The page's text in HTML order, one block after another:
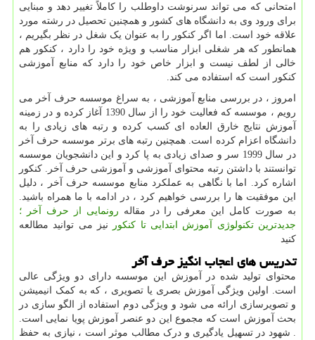
امتحانی که می تواند سرنوشت داوطلب را کاملاً تغییر دهد و مبنایی
برای ورود وی به دانشگاه های کشور و همچنین تحصیل در رشته مورد
علاقه خود است. اما اگر کنکور را به عنوان یک شغل در نظر بگیریم ،
همانطور که هر شغلی ابزار مناسب و ویژه خود را دارد ، کنکور هم
خالی از لطف نیست و ابزار خاص خود را دارد که منابع آموزشی
کنکور است که استفاده می کند.
امروز ، در بررسی منابع آموزشی ، به سراغ موسسه حرف آخر می
رویم ، موسسه که فعالیت خود را از سال 1390 آغاز کرده و در زمینه
آموزش نتایج خارق العاده ای کسب کرده و رتبه های زیادی را به
دانشگاه اعزام کرده است. همچنین رتبه های برتر موسسه حرف آخر
در سال 1999 سر و صدای زیادی به پا کرد و این دانشجویان موسسه
توانستند با داشتن رتبه محتوای آموزشی و آموزشی حرف آخر. کنکور
اشاره کرد. اما با نگاهی به عملکرد منابع موسسه حرف آخر ، دلیل
این موفقیت ها را بررسی خواهیم کرد ، در ادامه با ما همراه باشید.
به صورت کامل این معرفی را در مقاله رونمایی از حرف آخر ؛
جدیدترین تکنولوژی آموزش ابتدایی تا کنکور
نیز می توانید مطالعه
کنید
تدریس های اعجاب انگیز حرف آخر
محتوای تولید شده در آموزش این موسسه دارای دو ویژگی عالی
است. اولین ویژگی آموزش بصری یا تصویری ، که به کمک انیمیشن
و تصویرسازی ارائه می شود و ویژگی دوم استفاده از الگو سازی در
بحث آموزش است که مجموع این دو عنصر آموزش پویا نمایی است.
. شهود در تسهیل یادگیری و درک مطالب موثر است ، نیازی به حفظ